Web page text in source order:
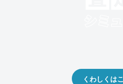
くわしくは